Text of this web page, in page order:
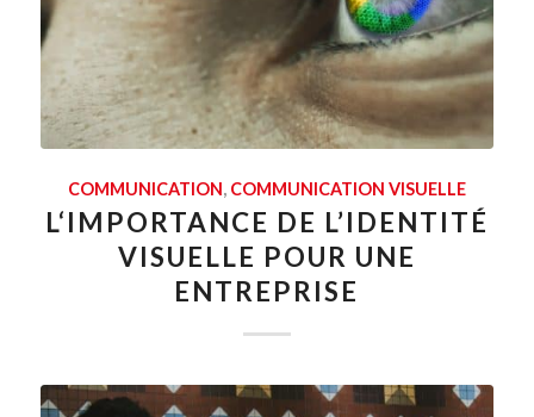
COMMUNICATION, COMMUNICATION VISUELLE
L‘IMPORTANCE DE L’IDENTITÉ
VISUELLE POUR UNE
ENTREPRISE